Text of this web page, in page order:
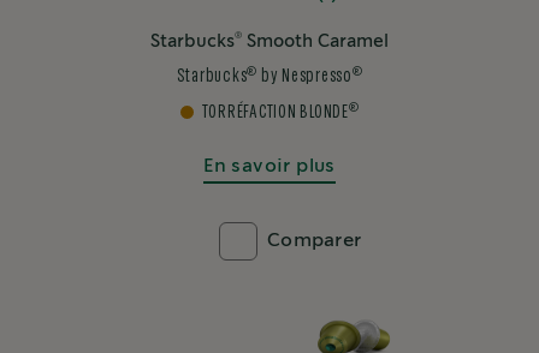
Starbucks ®Creamy Vanilla
Starbucks® by Nespresso ®
TORRÉFACTION BLONDE ®
En savoir plus
Comparer